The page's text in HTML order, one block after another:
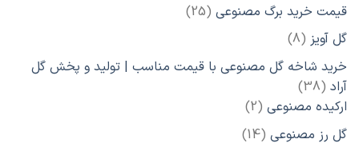
قیمت خرید برگ مصنوعی 25
25
گل آویز 8
8
محصول
خرید شاخه گل مصنوعی با قیمت مناسب | تولید و پخش گل
آراد 38
38
محصول
ارکیده مصنوعی 2
2
محصول
گل رز مصنوعی 14
14